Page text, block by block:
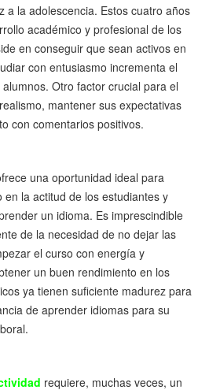
a la adolescencia. Estos cuatro años
académico y profesional de los
en conseguir que sean activos en
con entusiasmo incrementa el
Otro factor crucial para el
mantener sus expectativas
con comentarios positivos.
una oportunidad ideal para
la actitud de los estudiantes y
un idioma. Es imprescindible
de la necesidad de no dejar las
el curso con energía y
un buen rendimiento en los
ya tienen suficiente madurez para
de aprender idiomas para su
requiere, muchas veces, un